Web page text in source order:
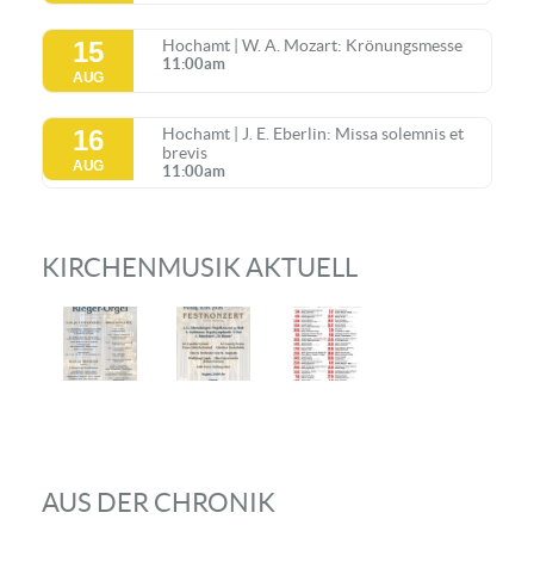
15
AUG
Hochamt | W. A. Mozart: Krönungsmesse
11:00am
16
AUG
Hochamt | J. E. Eberlin: Missa solemnis et
brevis
11:00am
KIRCHENMUSIK AKTUELL
AUS DER CHRONIK